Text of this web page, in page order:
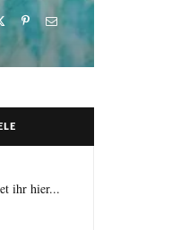
ihr hier...